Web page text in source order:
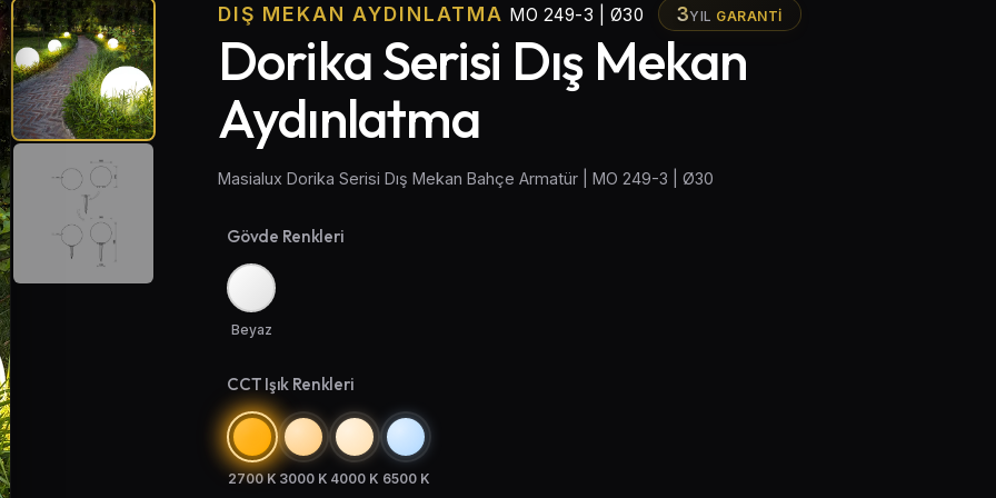
DIŞ MEKAN AYDINLATMA MO 249-3 | Ø30 3YIL GARANTI
Dorika Serisi Dış Mekan
Aydınlatma
Masialux Dorika Serisi Dış Mekan Bahçe Armatür | MO 249-3 | Ø30
Gövde Renkleri
Beyaz
CCT Işık Renkleri
2700 K 3000 K 4000 K 6500 K